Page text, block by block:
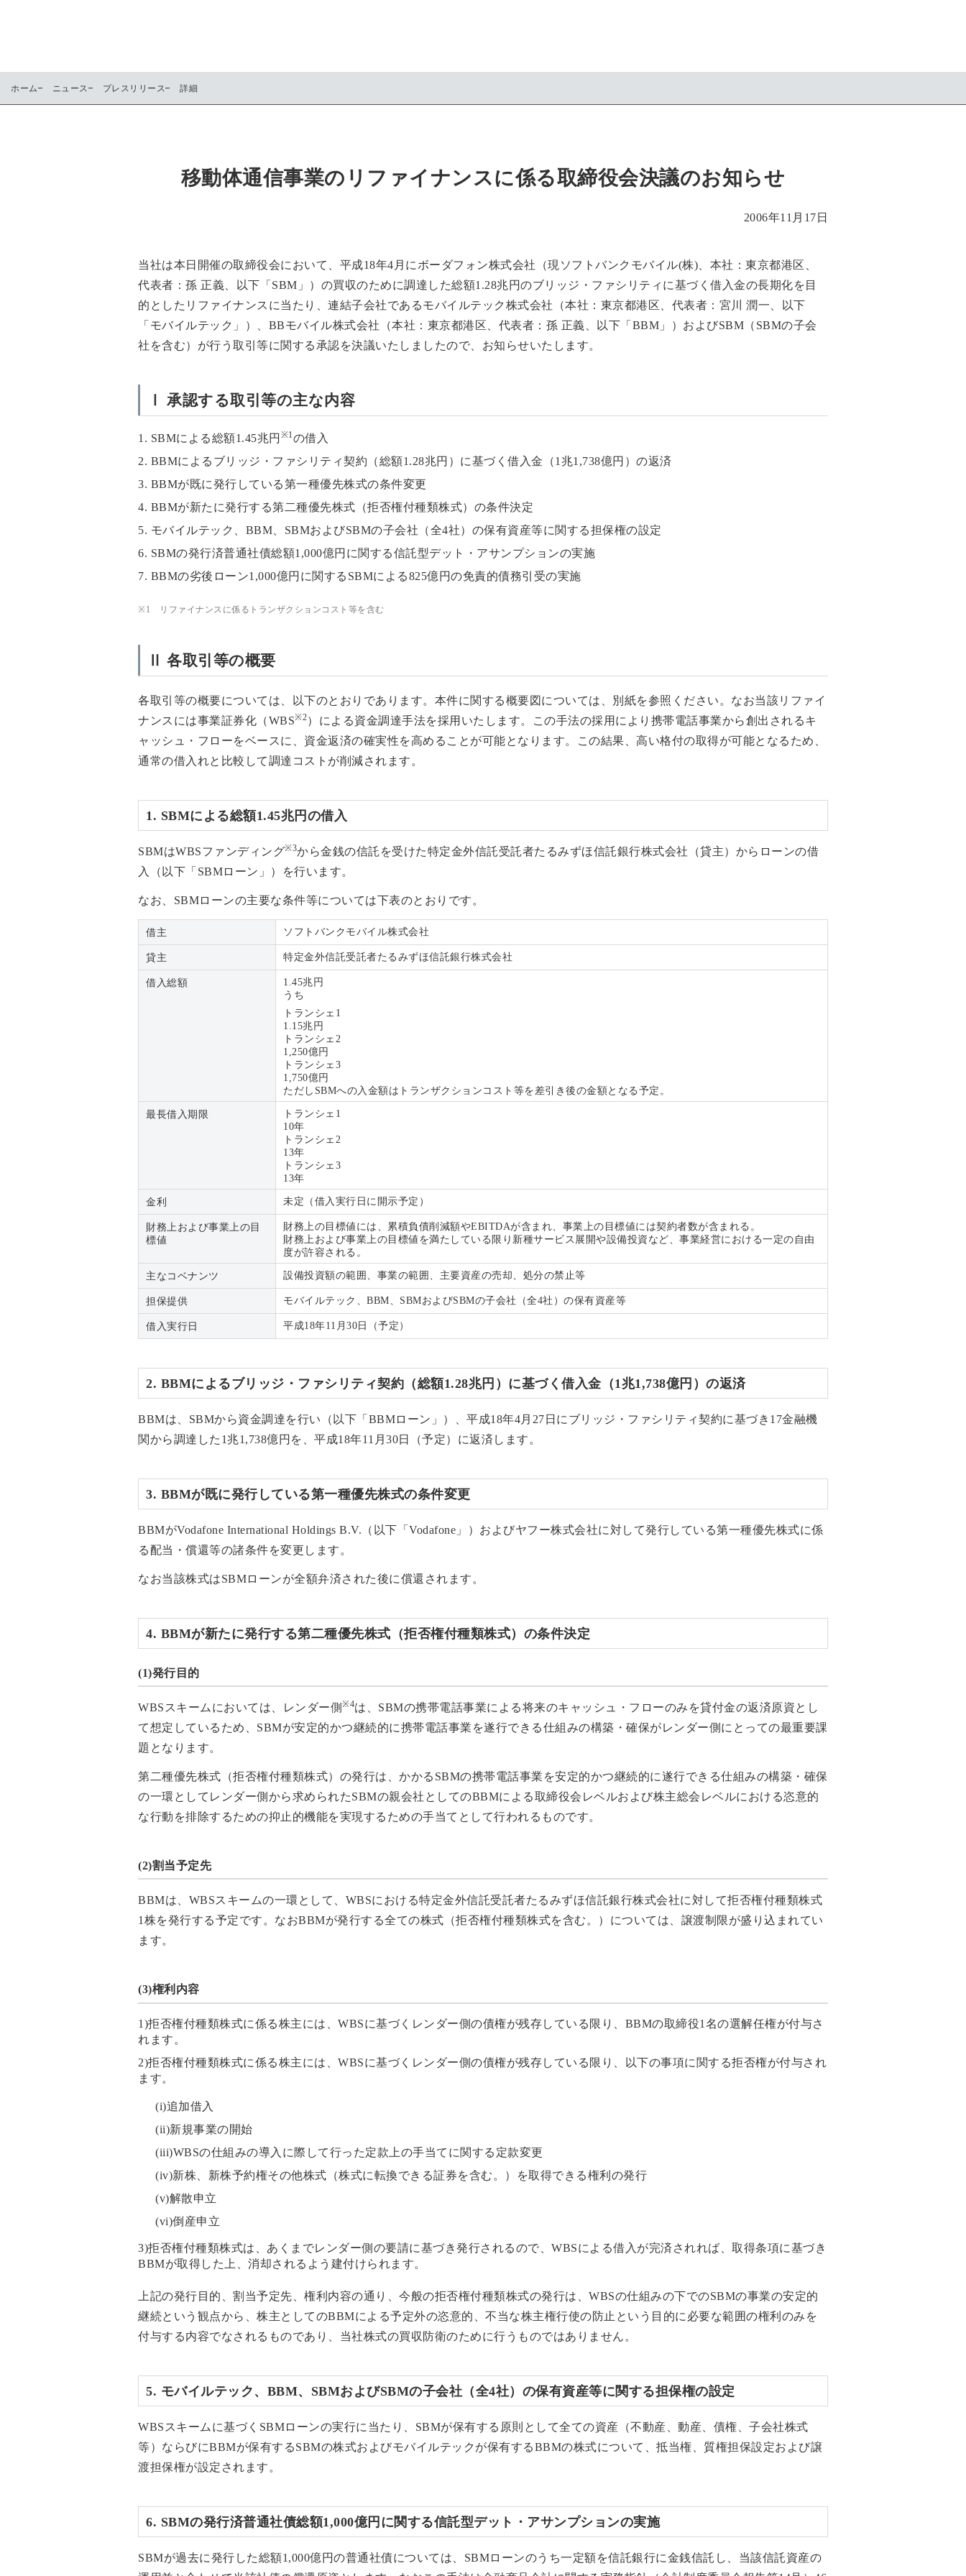
ホーム ニュース プレスリリース 詳細
移動体通信事業のリファイナンスに係る取締役会決議のお知らせ
2006年11月17日
当社は本日開催の取締役会において、平成18年4月にボーダフォン株式会社（現ソフトバンクモバイル(株)、本社：東京都港区、
代表者：孫 正義、以下「SBM」）の買収のために調達した総額1.28兆円のブリッジ・ファシリティに基づく借入金の長期化を目
的としたリファイナンスに当たり、連結子会社であるモバイルテック株式会社（本社：東京都港区、代表者：宮川 潤一、以下
「モバイルテック」）、BBモバイル株式会社（本社：東京都港区、代表者：孫 正義、以下「BBM」）およびSBM（SBMの子会
社を含む）が行う取引等に関する承認を決議いたしましたので、お知らせいたします。
Ⅰ 承認する取引等の主な内容
1. SBMによる総額1.45兆円 ※1の借入
2. BBMによるブリッジ・ファシリティ契約（総額1.28兆円）に基づく借入金（1兆1,738億円）の返済
3. BBMが既に発行している第一種優先株式の条件変更
4. BBMが新たに発行する第二種優先株式（拒否権付種類株式）の条件決定
5. モバイルテック、BBM、SBMおよびSBMの子会社（全4社）の保有資産等に関する担保権の設定
6. SBMの発行済普通社債総額1,000億円に関する信託型デット・アサンプションの実施
7. BBMの劣後ローン1,000億円に関するSBMによる825億円の免責的債務引受の実施
※1 リファイナンスに係るトランザクションコスト等を含む
Ⅱ 各取引等の概要
各取引等の概要については、以下のとおりであります。本件に関する概要図については、別紙を参照ください。なお当該リファイ
ナンスには事業証券化（WBS※2）による資金調達手法を採用いたします。この手法の採用により携帯電話事業から創出されるキ
ャッシュ・フローをベースに、資金返済の確実性を高めることが可能となります。この結果、高い格付の取得が可能となるため、
通常の借入れと比較して調達コストが削減されます。
1. SBMによる総額1.45兆円の借入
SBMはWBSファンディング※3から金銭の信託を受けた特定金外信託受託者たるみずほ信託銀行株式会社（貸主）からローンの借
入（以下「SBMローン」）を行います。
なお、SBMローンの主要な条件等については下表のとおりです。
借主 ソフトバンクモバイル株式会社
貸主 特定金外信託受託者たるみずほ信託銀行株式会社
借入総額
1.45兆円
うち
トランシェ1
1.15兆円
トランシェ2
1,250億円
トランシェ3
1,750億円
ただしSBMへの入金額はトランザクションコスト等を差引き後の金額となる予定。
最長借入期限
トランシェ1
10年
トランシェ2
13年
トランシェ3
13年
金利 未定（借入実行日に開示予定）
財務上および事業上の目
標値
財務上の目標値には、累積負債削減額やEBITDAが含まれ、事業上の目標値には契約者数が含まれる。
財務上および事業上の目標値を満たしている限り新種サービス展開や設備投資など、事業経営における一定の自由
度が許容される。
主なコベナンツ 設備投資額の範囲、事業の範囲、主要資産の売却、処分の禁止等
担保提供 モバイルテック、BBM、SBMおよびSBMの子会社（全4社）の保有資産等
借入実行日 平成18年11月30日（予定）
2. BBMによるブリッジ・ファシリティ契約（総額1.28兆円）に基づく借入金（1兆1,738億円）の返済
BBMは、SBMから資金調達を行い（以下「BBMローン」）、平成18年4月27日にブリッジ・ファシリティ契約に基づき17金融機
関から調達した1兆1,738億円を、平成18年11月30日（予定）に返済します。
3. BBMが既に発行している第一種優先株式の条件変更
BBMがVodafone International Holdings B.V.（以下「Vodafone」）およびヤフー株式会社に対して発行している第一種優先株式に係
る配当・償還等の諸条件を変更します。
なお当該株式はSBMローンが全額弁済された後に償還されます。
4. BBMが新たに発行する第二種優先株式（拒否権付種類株式）の条件決定
(1)発行目的
WBSスキームにおいては、レンダー側 ※4は、SBMの携帯電話事業による将来のキャッシュ・フローのみを貸付金の返済原資とし
て想定しているため、SBMが安定的かつ継続的に携帯電話事業を遂行できる仕組みの構築・確保がレンダー側にとっての最重要課
題となります。
第二種優先株式（拒否権付種類株式）の発行は、かかるSBMの携帯電話事業を安定的かつ継続的に遂行できる仕組みの構築・確保
の一環としてレンダー側から求められたSBMの親会社としてのBBMによる取締役会レベルおよび株主総会レベルにおける恣意的
な行動を排除するための抑止的機能を実現するための手当てとして行われるものです。
(2)割当予定先
BBMは、WBSスキームの一環として、WBSにおける特定金外信託受託者たるみずほ信託銀行株式会社に対して拒否権付種類株式
1株を発行する予定です。なおBBMが発行する全ての株式（拒否権付種類株式を含む。）については、譲渡制限が盛り込まれてい
ます。
(3)権利内容
1)拒否権付種類株式に係る株主には、WBSに基づくレンダー側の債権が残存している限り、BBMの取締役1名の選解任権が付与さ
れます。
2)拒否権付種類株式に係る株主には、WBSに基づくレンダー側の債権が残存している限り、以下の事項に関する拒否権が付与され
ます。
(i)追加借入
(ii)新規事業の開始
(iii)WBSの仕組みの導入に際して行った定款上の手当てに関する定款変更
(iv)新株、新株予約権その他株式（株式に転換できる証券を含む。）を取得できる権利の発行
(v)解散申立
(vi)倒産申立
3)拒否権付種類株式は、あくまでレンダー側の要請に基づき発行されるので、WBSによる借入が完済されれば、取得条項に基づき
BBMが取得した上、消却されるよう建付けられます。
上記の発行目的、割当予定先、権利内容の通り、今般の拒否権付種類株式の発行は、WBSの仕組みの下でのSBMの事業の安定的
継続という観点から、株主としてのBBMによる予定外の恣意的、不当な株主権行使の防止という目的に必要な範囲の権利のみを
付与する内容でなされるものであり、当社株式の買収防衛のために行うものではありません。
5. モバイルテック、BBM、SBMおよびSBMの子会社（全4社）の保有資産等に関する担保権の設定
WBSスキームに基づくSBMローンの実行に当たり、SBMが保有する原則として全ての資産（不動産、動産、債権、子会社株式
等）ならびにBBMが保有するSBMの株式およびモバイルテックが保有するBBMの株式について、抵当権、質権担保設定および譲
渡担保権が設定されます。
6. SBMの発行済普通社債総額1,000億円に関する信託型デット・アサンプションの実施
SBMが過去に発行した総額1,000億円の普通社債については、SBMローンのうち一定額を信託銀行に金銭信託し、当該信託資産の